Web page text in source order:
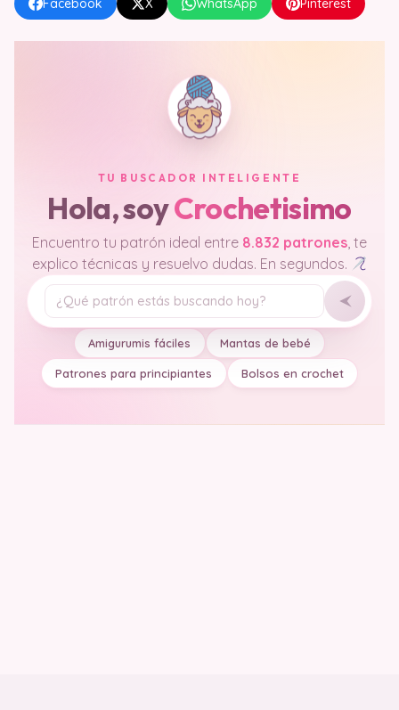
TU BUSCADOR INTELIGENTE
Hola, soyCrochetisimo
Encuentro tu patrón ideal entre 8.832 patrones , te
explico técnicas y resuelvo dudas. En segundos.
Tu pregunta
Amigurumis fáciles Mantas de bebé
Patrones para principiantes Bolsos en crochet